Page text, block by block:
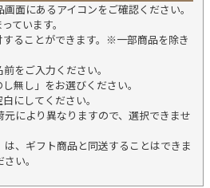
面にあるアイコンをご確認ください。
ています。
することができます。※一部商品を除き
をご入力ください。
無し」をお選びください。
にしてください。
により異なりますので、選択できませ
は、ギフト商品と同送することはできま
い。